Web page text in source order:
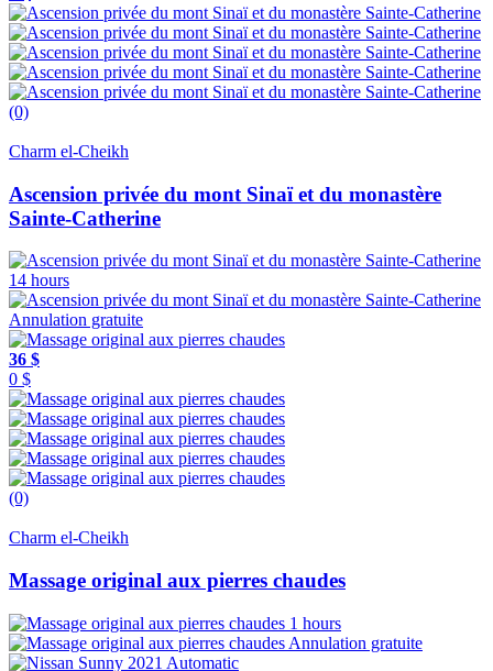
(0)
Charm el-Cheikh
Ascension privée du mont Sinaï et du monastère
Sainte-Catherine
14 hours
Annulation gratuite
36 $
0 $
(0)
Charm el-Cheikh
Massage original aux pierres chaudes
1 hours
Annulation gratuite